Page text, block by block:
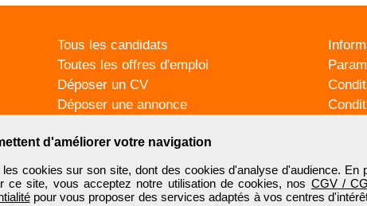
d'améliorer votre navigation
cookies sur son site, dont des cookies d'analyse d'audience. En
ce site, vous acceptez notre utilisation de cookies, nos CGV /
pour vous proposer des services adaptés à vos centres
Tous les candidats
Toutes les offres d'emploi
Déposer un CV
Déposer une annonce